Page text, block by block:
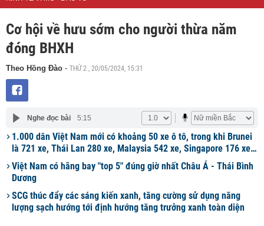
Cơ hội về hưu sớm cho người thừa năm
đóng BHXH
Theo Hồng Đào - THỨ 2 , 20/05/2024, 15:31
Nghe đọc bài 5:15
1.000 dân Việt Nam mới có khoảng 50 xe ô tô, trong khi Brunei
là 721 xe, Thái Lan 280 xe, Malaysia 542 xe, Singapore 176 xe…
Việt Nam có hãng bay "top 5" đúng giờ nhất Châu Á - Thái Bình
Dương
SCG thúc đẩy các sáng kiến xanh, tăng cường sử dụng năng
lượng sạch hướng tới định hướng tăng trưởng xanh toàn diện